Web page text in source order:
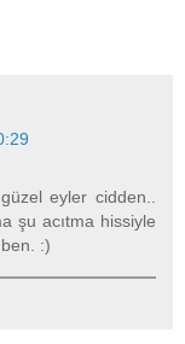
eyler cidden..
şu acıtma hissiyle
:)